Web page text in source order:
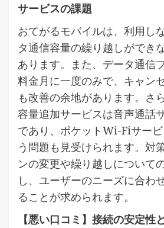
サービスの課題
おてがるモバイルは、利用し
タ通信容量の繰り越しができ
あります。また、データ通信
料金月に一度のみで、キャン
も改善の余地があります。さ
容量追加サービスは音声通話
であり、ポケットWi-Fiサー
う問題も見受けられます。対
ンの変更や繰り越しについて
し、ユーザーのニーズに合わ
ることが求められます。
【悪い口コミ】接続の安定性